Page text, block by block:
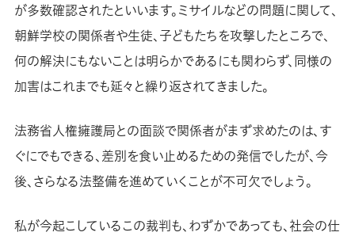
が多数確認されたといいます。ミサイルなどの問題に関して、
朝鮮学校の関係者や生徒、子どもたちを攻撃したところで、
何の解決にもないことは明らかであるにも関わらず、同様の
加害はこれまでも延々と繰り返されてきました。
法務省人権擁護局との面談で関係者がまず求めたのは、す
ぐにでもできる、差別を食い止めるための発信でしたが、今
後、さらなる法整備を進めていくことが不可欠でしょう。
私が今起こしているこの裁判も、わずかであっても、社会の仕